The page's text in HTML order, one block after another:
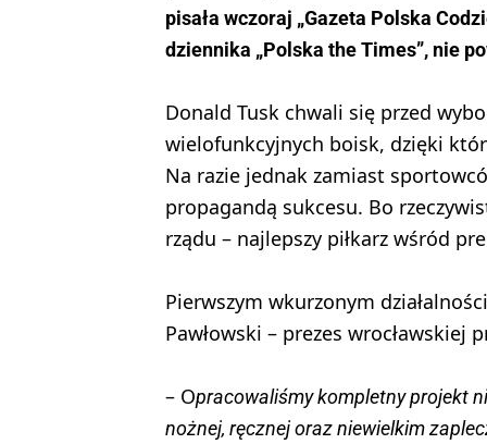
pisała wczoraj „Gazeta Polska
dziennika „Polska the Times”, nie
Donald Tusk chwali się przed
wielofunkcyjnych boisk, dzięki
Na razie jednak zamiast
propagandą sukcesu. Bo
rządu – najlepszy piłkarz wśród
Pierwszym wkurzonym
Pawłowski – prezes
– Opracowaliśmy kompletny projekt
nożnej, ręcznej oraz niewielkim